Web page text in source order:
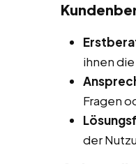
ihnen
Fragen
der